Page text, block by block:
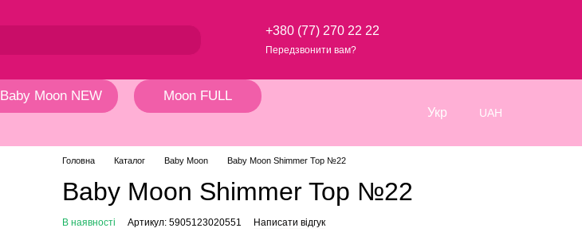
+380 (77) 270 22 22
Передзвонити вам?
Baby Moon NEW Moon FULL
Укр UAH
Головна Каталог Baby Moon Baby Moon Shimmer Top №22
Baby Moon Shimmer Top №22
В наявності Артикул: 5905123020551 Написати відгук